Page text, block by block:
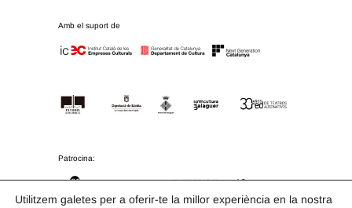
Amb el suport de
Patrocina:
Utilitzem galetes per a oferir-te la millor experiència en la nostra